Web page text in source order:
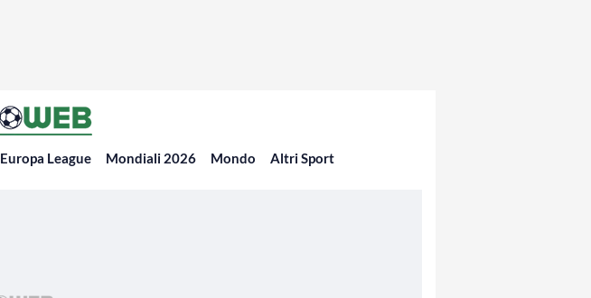
Europa League Mondiali 2026 Mondo Altri Sport